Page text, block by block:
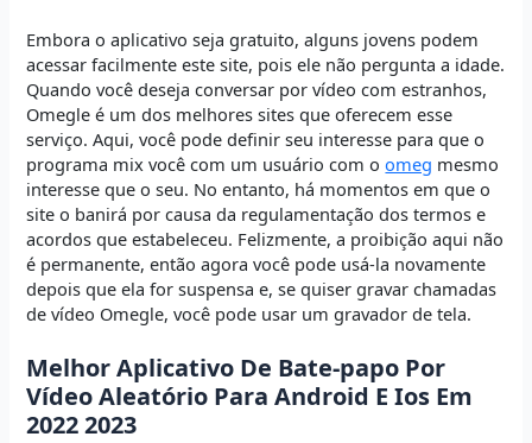
Embora o aplicativo seja gratuito, alguns jovens podem
acessar facilmente este site, pois ele não pergunta a idade.
Quando você deseja conversar por vídeo com estranhos,
Omegle é um dos melhores sites que oferecem esse
serviço. Aqui, você pode definir seu interesse para que o
programa mix você com um usuário com oomeg mesmo
interesse que o seu. No entanto, há momentos em que o
site o banirá por causa da regulamentação dos termos e
acordos que estabeleceu. Felizmente, a proibição aqui não
é permanente, então agora você pode usá-la novamente
depois que ela for suspensa e, se quiser gravar chamadas
de vídeo Omegle, você pode usar um gravador de tela.
Melhor Aplicativo De Bate-papo Por
Vídeo Aleatório Para Android E Ios Em
2022 2023